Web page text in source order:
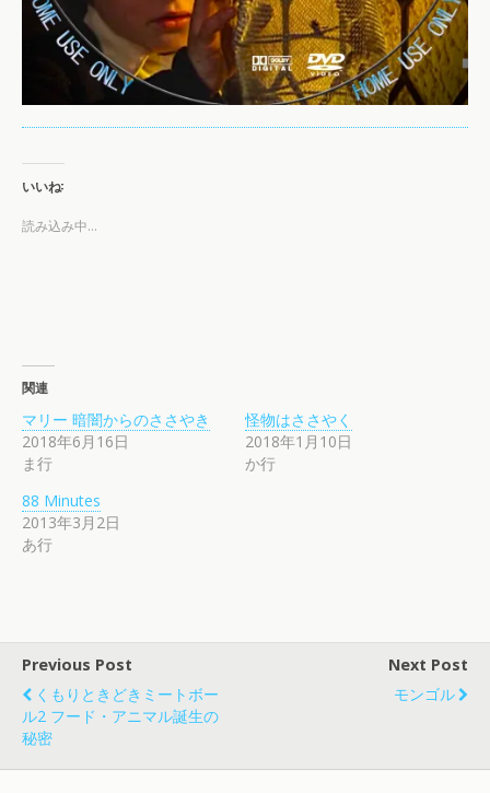
いいね:
読み込み中…
関連
マリー 暗闇からのささやき
2018年6月16日
ま行
怪物はささやく
2018年1月10日
か行
88 Minutes
2013年3月2日
あ行
Previous Post
くもりときどきミートボー
ル2 フード・アニマル誕生の
秘密
Next Post
モンゴル